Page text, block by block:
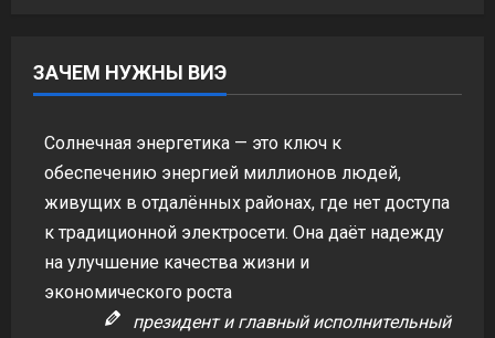
ЗАЧЕМ НУЖНЫ ВИЭ
Солнечная энергетика — это ключ к
обеспечению энергией миллионов людей,
живущих в отдалённых районах, где нет доступа
к традиционной электросети. Она даёт надежду
на улучшение качества жизни и
экономического роста
президент и главный исполнительный